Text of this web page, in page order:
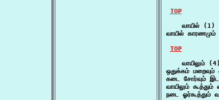
TOP
    வாயில் (1)
வாயில் காரணமும்
TOP
வாயிலும்
ஒதுக்கம் மறைவும்
கடை சோர்வும்
வாயிலும்
நடை ஓர்கூத்தும்